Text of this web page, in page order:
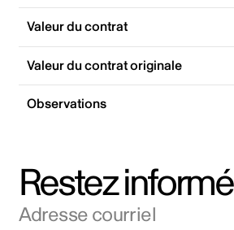
Valeur du contrat
Valeur du contrat originale
Observations
Restez informé